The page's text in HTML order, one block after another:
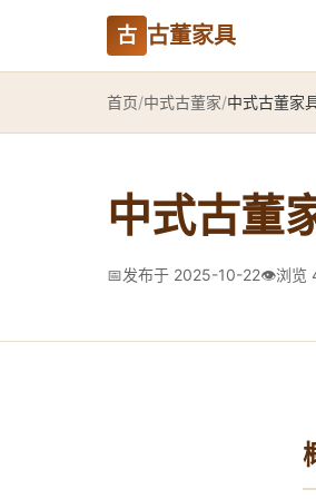
古 古董家具
首页/中式古董家/中式古董家
中式古董
📅发布于 2025-10-22👁️浏览